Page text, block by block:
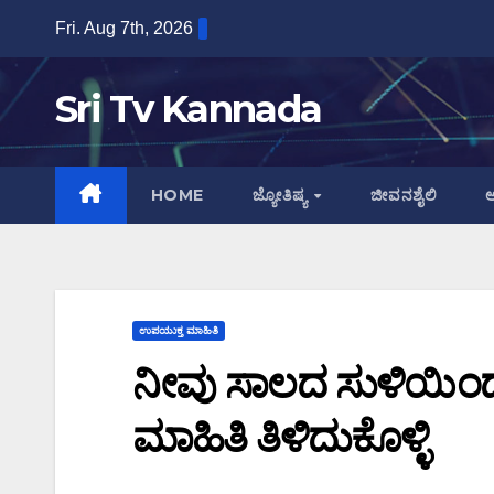
content
Fri. Aug 7th, 2026
Sri Tv Kannada
HOME ಜ್ಯೋತಿಷ್ಯ ಜೀವನಶೈಲಿ
ಉಪಯುಕ್ತ ಮಾಹಿತಿ
ನೀವು ಸಾಲದ
ಮಾಹಿತಿ ತಿಳಿದುಕೊಳ್ಳಿ